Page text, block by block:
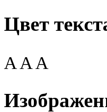
Цвет
AAA